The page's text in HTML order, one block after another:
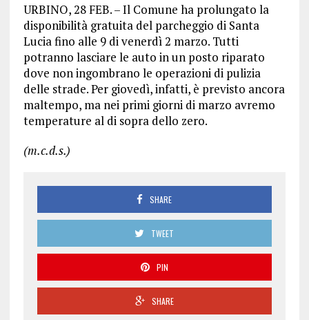
URBINO, 28 FEB. – Il Comune ha prolungato la
disponibilità gratuita del parcheggio di Santa
Lucia fino alle 9 di venerdì 2 marzo. Tutti
potranno lasciare le auto in un posto riparato
dove non ingombrano le operazioni di pulizia
delle strade. Per giovedì, infatti, è previsto ancora
maltempo, ma nei primi giorni di marzo avremo
temperature al di sopra dello zero.
(m.c.d.s.)
SHARE
TWEET
PIN
SHARE